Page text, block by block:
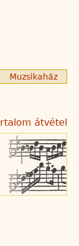
Muzsikaház